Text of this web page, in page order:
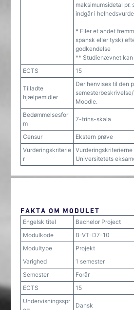
maksimumsidetal pr.
indgår i
* Eller et andet
spansk eller tysk)
godkendelse
** Studienævnet kan
ECTS
15
Tilladte
hjælpemidler
Der henvises til den
Moodle.
Bedømmelsesfor
m
7-trins-skala
Censur
Ekstern prøve
Vurderingskriterie
r
Universitetets
FAKTA OM MODULET
Engelsk titel
Bachelor Project
Modulkode
B-VT-D7-10
Modultype
Projekt
Varighed
1 semester
Semester
Forår
ECTS
15
Undervisningsspr
Dansk